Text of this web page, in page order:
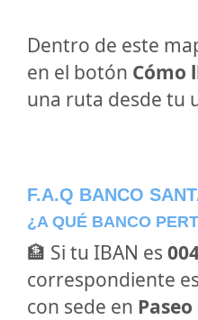
Dentro de este
en el botón Cómo
una ruta desde tu
F.A.Q BANCO
¿A QUÉ BANCO
🏦 Si tu IBAN es
correspondiente es
con sede en